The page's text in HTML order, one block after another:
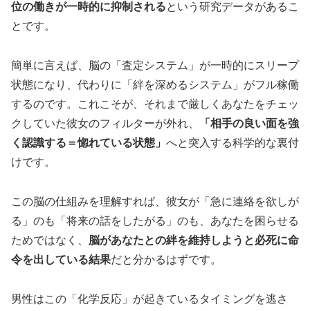
位の働きが一時的に抑制されるという研究データがあるこ
とです。
簡単に言えば、脳の「査定システム」が一時的にスリープ
状態になり、代わりに「絆を深めるシステム」がフル稼働
するのです。これこそが、それまで厳しくあなたをチェッ
クしていた彼女のフィルターが外れ、
「相手の良い面を強
く認識する＝惚れている状態」 へと突入する科学的な裏付
けです。
この脳の仕組みを理解すれば、彼女が「急に連絡を欲しが
る」のも「将来の話をしたがる」のも、あなたを困らせる
ためではなく、 脳があなたとの絆を維持しようと必死に命
令を出している結果だと分かるはずです。
男性はこの「化学反応」が起きているタイミングを逃さ